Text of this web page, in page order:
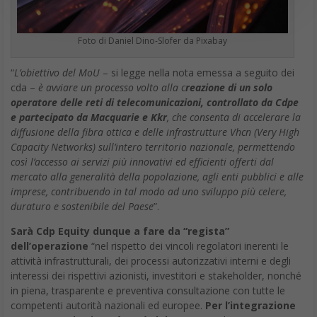
Foto di Daniel Dino-Slofer da Pixabay
“L’obiettivo del MoU – si legge nella nota emessa a seguito dei
cda –
è avviare un processo volto alla creazione di un solo
operatore delle reti di telecomunicazioni, controllato da Cdpe
e partecipato da Macquarie e Kkr , che consenta di accelerare la
diffusione della fibra ottica e delle infrastrutture Vhcn (Very High
Capacity Networks) sull’intero territorio nazionale, permettendo
così l’accesso ai servizi più innovativi ed efficienti offerti dal
mercato alla generalità della popolazione, agli enti pubblici e alle
imprese, contribuendo in tal modo ad uno sviluppo più celere,
duraturo e sostenibile del Paese”.
Sarà Cdp Equity dunque a fare da “regista”
dell’operazione “nel rispetto dei vincoli regolatori inerenti le
attività infrastrutturali, dei processi autorizzativi interni e degli
interessi dei rispettivi azionisti, investitori e stakeholder, nonché
in piena, trasparente e preventiva consultazione con tutte le
competenti autorità nazionali ed europee. Per l’integrazione